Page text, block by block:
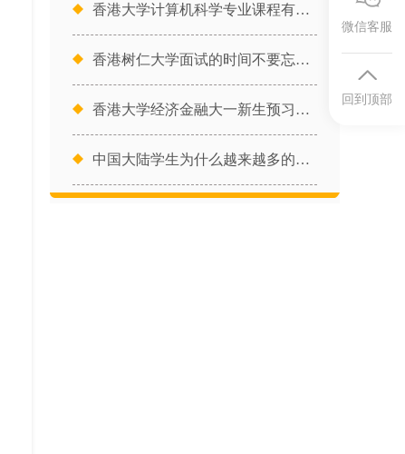
香港大学计算机科学专业课程有哪些
香港树仁大学面试的时间不要忘！！
香港大学经济金融大一新生预习内容
中国大陆学生为什么越来越多的人选
微信客服
回到顶部